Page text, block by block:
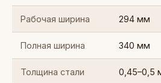
Рабочая ширина 294 мм
Полная ширина 340 мм
Толщина стали 0,45–0,5